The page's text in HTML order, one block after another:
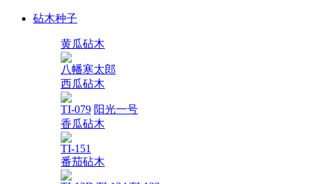
砧木种子
黄瓜砧木
八幡寒太郎
西瓜砧木
TI-079 阳光一号
香瓜砧木
TI-151
番茄砧木